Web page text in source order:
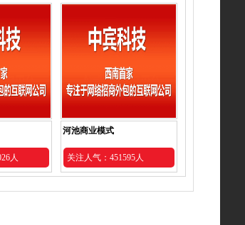
人
河池商业模式
关注人气：451595人